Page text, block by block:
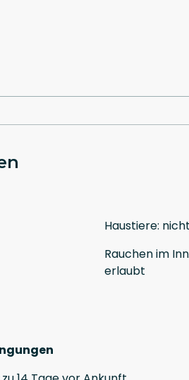
Haustiere:
Rauchen im
erlaubt